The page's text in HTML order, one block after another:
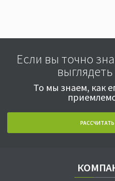
Если вы точно
То мы знаем, как